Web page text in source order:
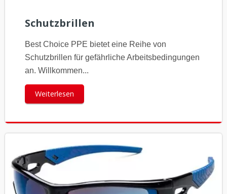
Schutzbrillen
Best Choice PPE bietet eine Reihe von
Schutzbrillen für gefährliche Arbeitsbedingungen
an. Willkommen...
Weiterlesen